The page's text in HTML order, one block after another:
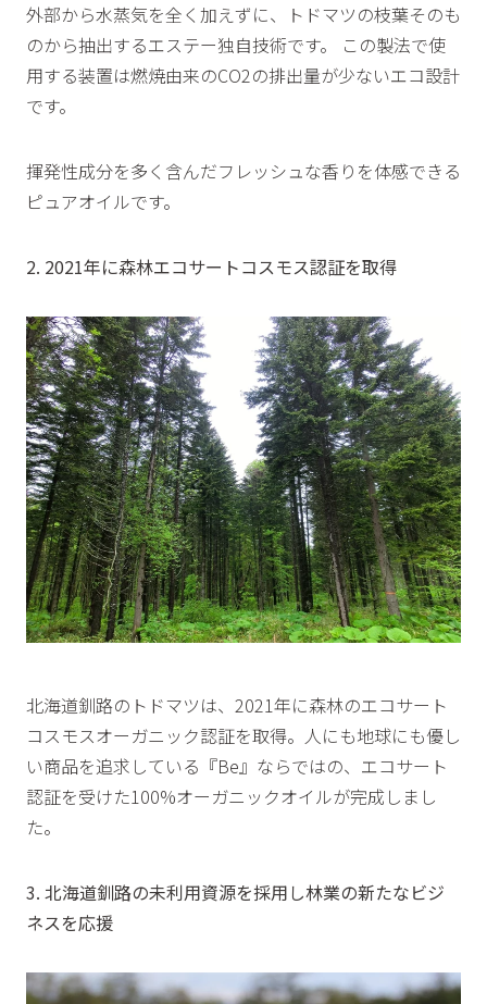
外部から水蒸気を全く加えずに、トドマツの枝葉そのも
のから抽出するエステー独自技術です。 この製法で使
用する装置は燃焼由来のCO2の排出量が少ないエコ設計
です。
揮発性成分を多く含んだフレッシュな香りを体感できる
ピュアオイルです。
2. 2021年に森林エコサートコスモス認証を取得
北海道釧路のトドマツは、2021年に森林のエコサート
コスモスオーガニック認証を取得。人にも地球にも優し
い商品を追求している『Be』ならではの、エコサート
認証を受けた100%オーガニックオイルが完成しまし
た。
3. 北海道釧路の未利用資源を採用し林業の新たなビジ
ネスを応援